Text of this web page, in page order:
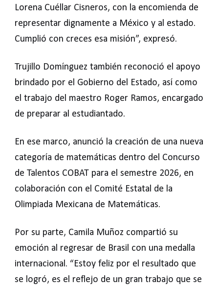
Lorena Cuéllar Cisneros, con la encomienda de
representar dignamente a México y al estado.
Cumplió con creces esa misión”, expresó.
Trujillo Domínguez también reconoció el apoyo
brindado por el Gobierno del Estado, así como
el trabajo del maestro Roger Ramos, encargado
de preparar al estudiantado.
En ese marco, anunció la creación de una nueva
categoría de matemáticas dentro del Concurso
de Talentos COBAT para el semestre 2026, en
colaboración con el Comité Estatal de la
Olimpiada Mexicana de Matemáticas.
Por su parte, Camila Muñoz compartió su
emoción al regresar de Brasil con una medalla
internacional. “Estoy feliz por el resultado que
se logró, es el reflejo de un gran trabajo que se